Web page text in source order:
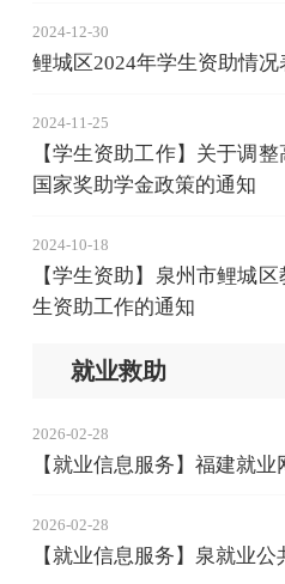
2024-12-30
鲤城区2024年学生资助情况
2024-11-25
【学生资助工作】关于调
国家奖助学金政策的通知
2024-10-18
【学生资助】泉州市鲤城
生资助工作的通知
就业救助
2026-02-28
【就业信息服务】福建就业
2026-02-28
【就业信息服务】泉就业公